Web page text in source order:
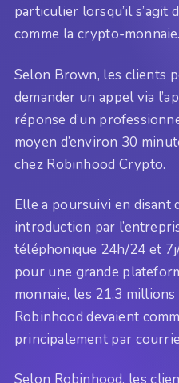
particulier lorsqu’il s’agit
comme la crypto-monnaie.
Selon Brown, les clients
demander un appel via
réponse d’un
moyen d’environ 30
chez Robinhood Crypto.
Elle a poursuivi en disant
introduction par
téléphonique 24h/24 et
pour une grande
monnaie, les 21,3
Robinhood devaient
principalement par